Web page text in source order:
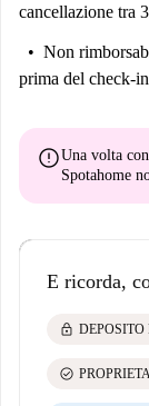
cancellazione tra
Non
prima del check-in
errorUna volta
Spotahome
E ricorda,
lock DEPOSITO
check_circle